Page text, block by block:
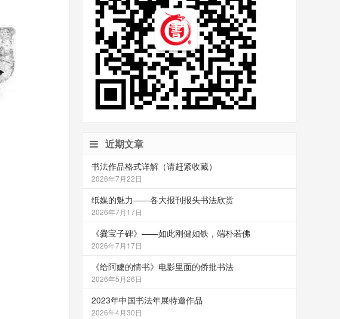
近期文章
书法作品格式详解（请赶紧收藏）
2026年7月22日
纸媒的魅力——各大报刊报头书法欣赏
2026年7月17日
《爨宝子碑》——如此刚健如铁，端朴若佛
2026年7月17日
《给阿嬷的情书》电影里面的侨批书法
2026年5月26日
2023年中国书法年展特邀作品
2026年4月30日